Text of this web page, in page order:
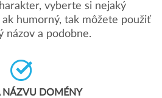
vyberte si nejaký
humorný, tak môžete použiť
názov a podobne.
NÁZVU DOMÉNY